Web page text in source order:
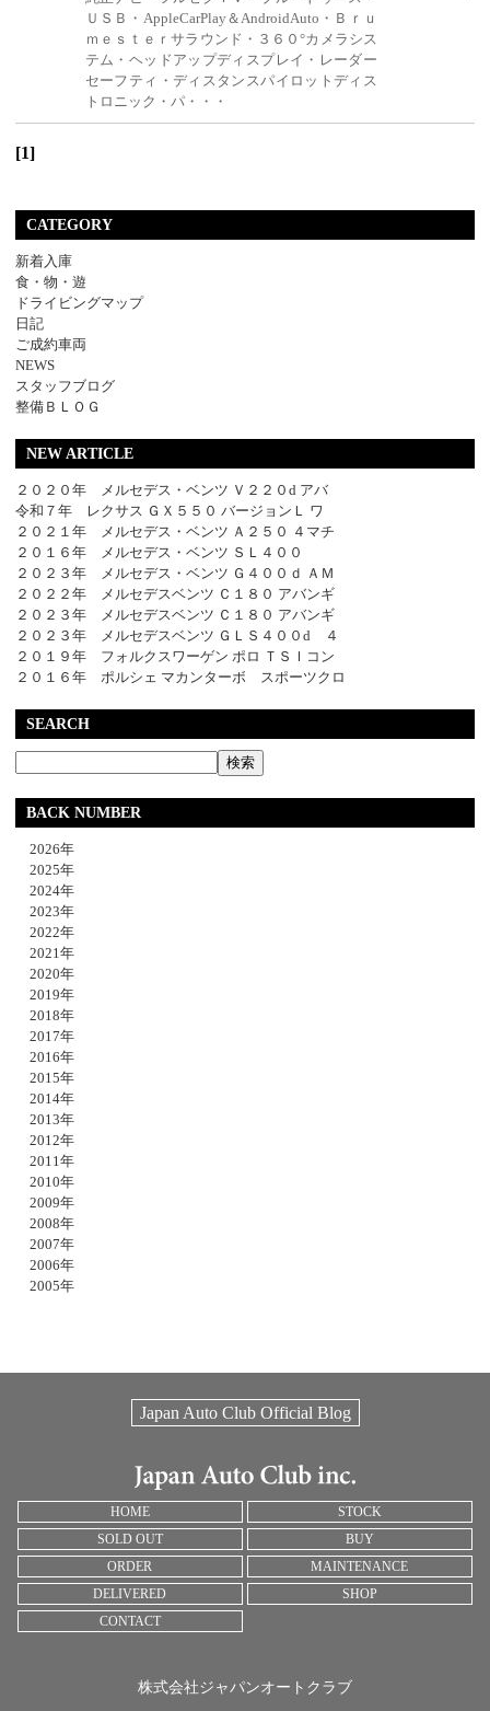
ＵＳＢ・AppleCarPlay＆AndroidAuto・Ｂｒｕ
ｍｅｓｔｅｒサラウンド・３６０°カメラシス
テム・ヘッドアップディスプレイ・レーダー
セーフティ・ディスタンスパイロットディス
トロニック・パ・・・
[1]
CATEGORY
新着入庫
食・物・遊
ドライビングマップ
日記
ご成約車両
NEWS
スタッフブログ
整備ＢＬＯＧ
NEW ARTICLE
２０２０年 メルセデス・ベンツ Ｖ２２０d アバ
令和７年 レクサス ＧＸ５５０ バージョンＬ ワ
２０２１年 メルセデス・ベンツ Ａ２５０ ４マチ
２０１６年 メルセデス・ベンツ ＳＬ４００
２０２３年 メルセデス・ベンツ Ｇ４００ｄ ＡＭ
２０２２年 メルセデスベンツ Ｃ１８０ アバンギ
２０２３年 メルセデスベンツ Ｃ１８０ アバンギ
２０２３年 メルセデスベンツ ＧＬＳ４００d ４
２０１９年 フォルクスワーゲン ポロ ＴＳＩコン
２０１６年 ポルシェ マカンターボ スポーツクロ
SEARCH
BACK NUMBER
2026年
2025年
2024年
2023年
2022年
2021年
2020年
2019年
2018年
2017年
2016年
2015年
2014年
2013年
2012年
2011年
2010年
2009年
2008年
2007年
2006年
2005年
Japan Auto Club Official Blog
HOME
STOCK
SOLD OUT
BUY
ORDER
MAINTENANCE
DELIVERED
SHOP
CONTACT
株式会社ジャパンオートクラブ